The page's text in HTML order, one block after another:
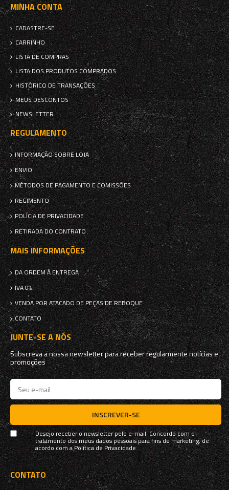
MINHA CONTA
CADASTRE-SE
CARRINHO
LISTA DE COMPRAS
LISTA DOS PRODUTOS COMPRADOS
HISTÓRICO DE TRANSAÇÕES
MEUS DESCONTOS
NEWSLETTER
REGULAMENTO
INFORMAÇÃO SOBRE LOJA
ENVIO
MÉTODOS DE PAGAMENTO E COMISSÕES
REGIMENTO
POLÍCIA DE PRIVACIDADE
RETIRADA DO CONTRATO
MAIS INFORMAÇÕES
DA ORDEM À ENTREGA
IVA 0%
VENDA POR ATACADO DE PEÇAS DE REBOQUE
CONTATO
JUNTE-SE A NÓS
Subscreva a nossa newsletter para receber regularmente notícias e
promoções
INSCREVER-SE
Desejo receber o newsletter pelo e-mail. Concordo com o
tratamento dos meus dados pessoais para fins de marketing, de
acordo com aPolítica de Privacidade
CONTATO